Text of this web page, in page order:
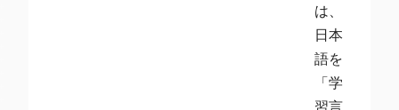
は、
日本
語を
「学